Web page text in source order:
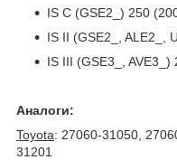
IS C (GSE2_) 250
IS II (GSE2_, ALE2_,
IS III (GSE3_, AVE3_)
Аналоги:
Toyota: 27060-31050,
31201